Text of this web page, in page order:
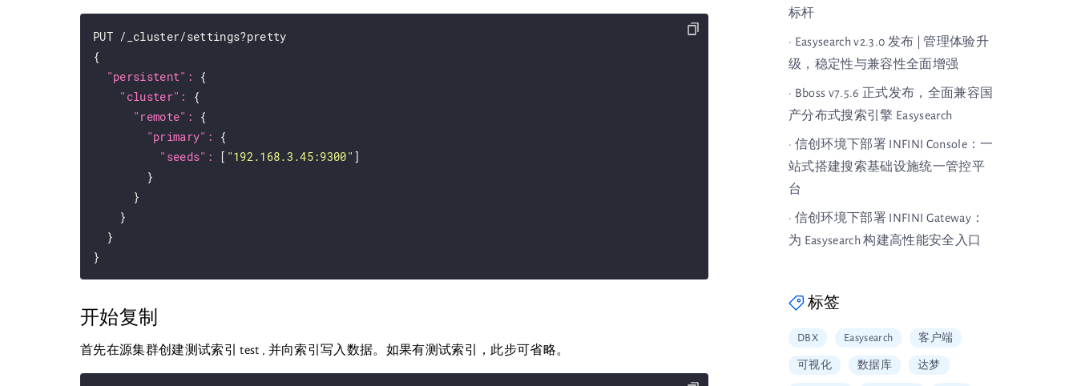
PUT /_cluster/settings?pretty
{
"persistent": {
"cluster":
{
"remote": {
"primary": {
"seeds":
[ "192.168.3.45:9300" ]
        }
      }
    }
  }
开始复制
首先在源集群创建测试索引 test , 并向索引写入数据。如果有测试索引，此步可省略。
标杆
· Easysearch v2.3.0 发布 | 管理体验升
级，稳定性与兼容性全面增强
· Bboss v7.5.6 正式发布，全面兼容国
产分布式搜索引擎 Easysearch
· 信创环境下部署 INFINI Console：一
站式搭建搜索基础设施统一管控平
台
· 信创环境下部署 INFINI Gateway：
为 Easysearch 构建高性能安全入口
标签
DBX Easysearch 客户端
可视化 数据库 达梦